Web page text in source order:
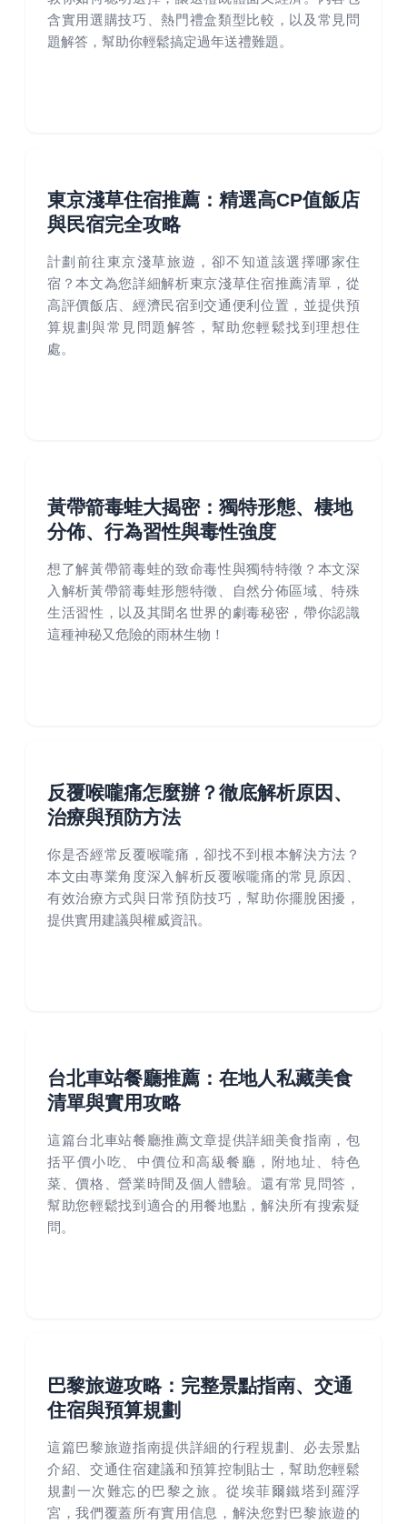
含實用選購技巧、熱門禮盒類型比較，以及常見問
題解答，幫助你輕鬆搞定過年送禮難題。
東京淺草住宿推薦：精選高CP值飯店
與民宿完全攻略
計劃前往東京淺草旅遊，卻不知道該選擇哪家住
宿？本文為您詳細解析東京淺草住宿推薦清單，從
高評價飯店、經濟民宿到交通便利位置，並提供預
算規劃與常見問題解答，幫助您輕鬆找到理想住
處。
黃帶箭毒蛙大揭密：獨特形態、棲地
分佈、行為習性與毒性強度
想了解黃帶箭毒蛙的致命毒性與獨特特徵？本文深
入解析黃帶箭毒蛙形態特徵、自然分佈區域、特殊
生活習性，以及其聞名世界的劇毒秘密，帶你認識
這種神秘又危險的雨林生物！
反覆喉嚨痛怎麼辦？徹底解析原因、
治療與預防方法
你是否經常反覆喉嚨痛，卻找不到根本解決方法？
本文由專業角度深入解析反覆喉嚨痛的常見原因、
有效治療方式與日常預防技巧，幫助你擺脫困擾，
提供實用建議與權威資訊。
台北車站餐廳推薦：在地人私藏美食
清單與實用攻略
這篇台北車站餐廳推薦文章提供詳細美食指南，包
括平價小吃、中價位和高級餐廳，附地址、特色
菜、價格、營業時間及個人體驗。還有常見問答，
幫助您輕鬆找到適合的用餐地點，解決所有搜索疑
問。
巴黎旅遊攻略：完整景點指南、交通
住宿與預算規劃
這篇巴黎旅遊指南提供詳細的行程規劃、必去景點
介紹、交通住宿建議和預算控制貼士，幫助您輕鬆
規劃一次難忘的巴黎之旅。從埃菲爾鐵塔到羅浮
宮，我們覆蓋所有實用信息，解決您對巴黎旅遊的